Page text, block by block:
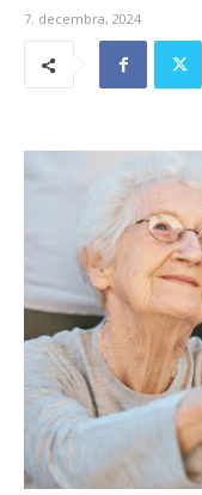
7. decembra, 2024